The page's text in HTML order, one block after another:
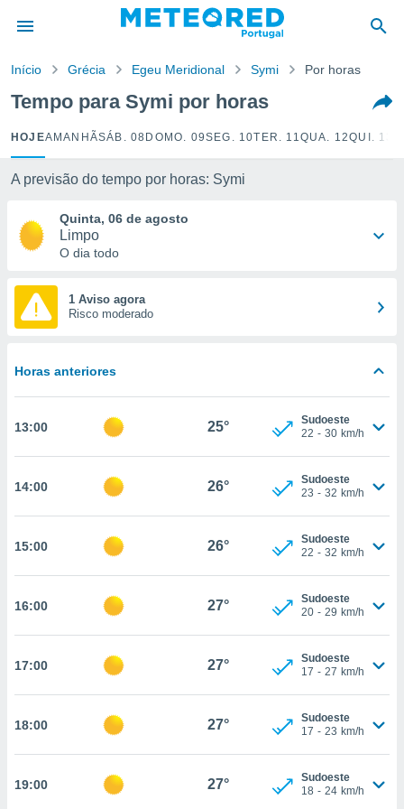
da
foi
as
fornecidas
forma
digital
recolhidas
permite-
de alta
a
o
como
e
CONFIGURAÇÕES
Início Grécia Egeu Meridional Symi Por horas
Tempo para Symi por horas
HOJEAMANHÃSÁB. 08 DOMO. 09SEG. 10TER. 11QUA. 12QUI. 13
A previsão do tempo por horas: Symi
Quinta, 06 de agosto
Limpo
O dia todo
1 Aviso agora
Risco moderado
Horas anteriores
13:00 25°
Sudoeste
22 - 30 km/h
14:00 26°
Sudoeste
23 - 32 km/h
15:00 26°
Sudoeste
22 - 32 km/h
16:00 27°
Sudoeste
20 - 29 km/h
17:00 27°
Sudoeste
17 - 27 km/h
18:00 27°
Sudoeste
17 - 23 km/h
19:00 27°
Sudoeste
18 - 24 km/h